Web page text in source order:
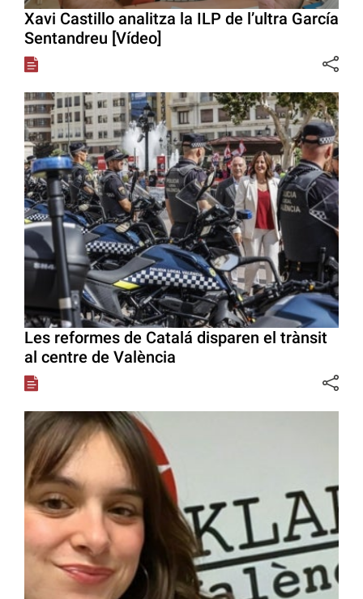
Xavi Castillo analitza la ILP de l’ultra García
Sentandreu [Vídeo]
Les reformes de Catalá disparen el trànsit
al centre de València